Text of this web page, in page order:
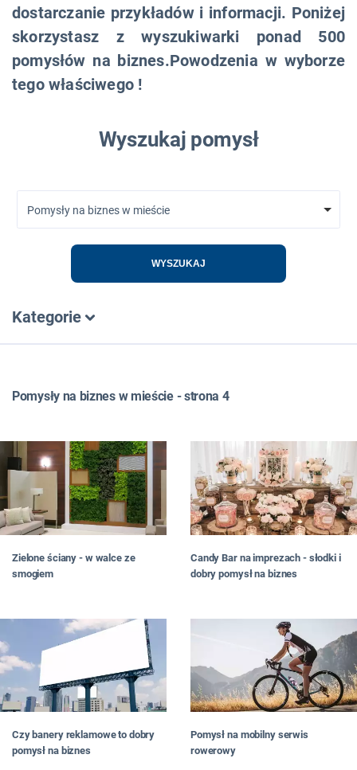
dostarczanie przykładów i informacji. Poniżej
skorzystasz z wyszukiwarki ponad 500
pomysłów na biznes.Powodzenia w wyborze
tego właściwego !
Wyszukaj pomysł
Pomysły na biznes w mieście
WYSZUKAJ
Kategorie
FRANCZYZA
JAKI BIZNES PROWADZIĆ
W MIEŚCIE
DLA PAŃ
NA WSI
W INTERNECIE
#RATUJBIZNES
Pomysły na biznes w mieście - strona 4
Zielone ściany - w walce ze
smogiem
Candy Bar na imprezach - słodki i
dobry pomysł na biznes
Czy banery reklamowe to dobry
pomysł na biznes
Pomysł na mobilny serwis
rowerowy